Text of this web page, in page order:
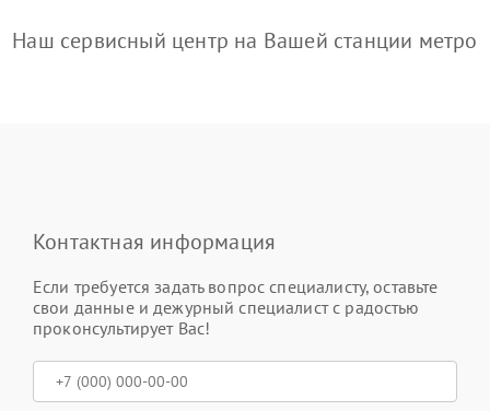
Наш сервисный центр на Вашей станции метро
Контактная информация
Если требуется задать вопрос специалисту, оставьте
свои данные и дежурный специалист с радостью
проконсультирует Вас!